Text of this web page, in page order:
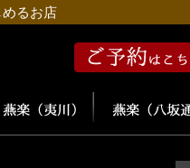
るお店